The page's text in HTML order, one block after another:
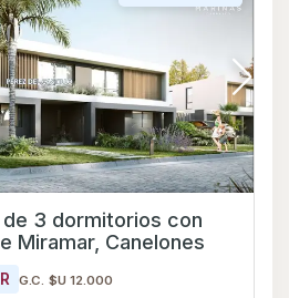
de 3 dormitorios con
Miramar, Canelones
G.C. $U 12.000